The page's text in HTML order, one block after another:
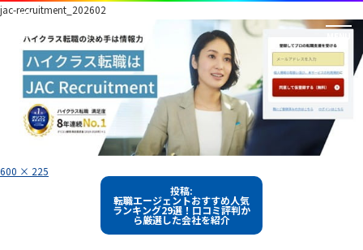
jac-recruitment_202602
フ
ル
600 × 225
投稿:
転職エージェントおすすめ人気
ランキング29選！口コミ評判か
ら厳選した会社を紹介